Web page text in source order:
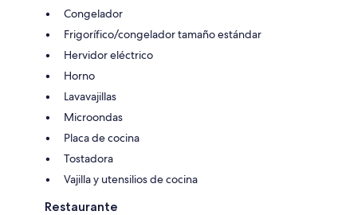
Congelador
Frigorífico/congelador tamaño estándar
Hervidor eléctrico
Horno
Lavavajillas
Microondas
Placa de cocina
Tostadora
Vajilla y utensilios de cocina
Restaurante